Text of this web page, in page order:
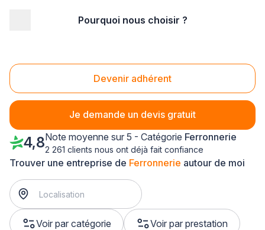
Pourquoi nous choisir ?
Devenir adhérent
Je demande un devis gratuit
Ferronnerie Ardennes (08)
Trouver une entreprise de Ferronnerie autour de moi
Voir par catégorie Voir par prestation
4,8Note moyenne sur 5 - Catégorie Ferronnerie
2 261 clients nous ont déjà fait confiance